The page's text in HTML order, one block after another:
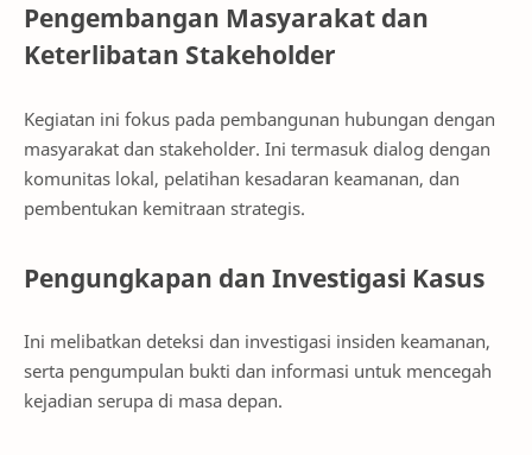
Pengembangan Masyarakat dan
Keterlibatan Stakeholder
Kegiatan ini fokus pada pembangunan hubungan dengan
masyarakat dan stakeholder. Ini termasuk dialog dengan
komunitas lokal, pelatihan kesadaran keamanan, dan
pembentukan kemitraan strategis.
Pengungkapan dan Investigasi Kasus
Ini melibatkan deteksi dan investigasi insiden keamanan,
serta pengumpulan bukti dan informasi untuk mencegah
kejadian serupa di masa depan.